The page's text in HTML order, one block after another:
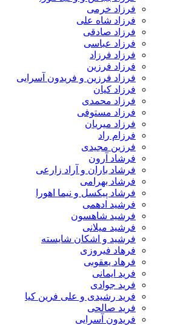
فرزاد خرمی
فرزاد شاه علی
فرزاد صادقی
فرزاد عباسی
فرزاد فرزاد
فرزاد فرزین
فرزاد فرزین و فریدون آسرایی
فرزاد کیان
فرزاد محمدی
فرزاد مستوفی
فرزاد میریان
فرزام راد
فرزین مجیدی
فرشاد آرون
فرشاد باران و آراد زارعی
فرشاد بهرامی
فرشاد پیکسل و نیما اهورا
فرشید ادهمی
فرشید شاهسون
فرشید میلانی
فرشید و اشکان شایسته
فرهاد فیروزی
فرهاد یعقوبی
فرید ایمانی
فرید جوادی
فرید رشیدی و علی فرین کیا
فرید صالحی
فریدون آسرایی